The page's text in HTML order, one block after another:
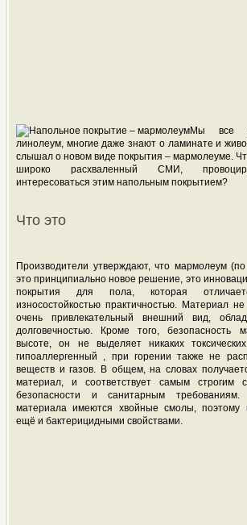
Мы все
линолеум, многие даже знают о ламинате и
слышал о новом виде покрытия – мармолеуме.
широко расхваленный СМИ,
интересоваться этим напольным покрытием?
Что это
Производители утверждают, что мармолеум
это принципиально новое решение, это
покрытия для пола, которая
износостойкостью практичностью. Материал
очень привлекательный внешний вид,
долговечностью. Кроме того, безопасность
высоте, он не выделяет никаких
гипоаллергенный , при горении также не
веществ и газов. В общем, на словах
материал, и соответствует самым строгим
безопасности и санитарным
материала имеются хвойные смолы, поэтому
ещё и бактерицидными свойствами.